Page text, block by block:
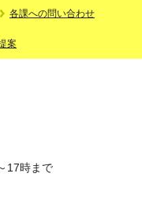
各課への問い合わせ
案
17時まで